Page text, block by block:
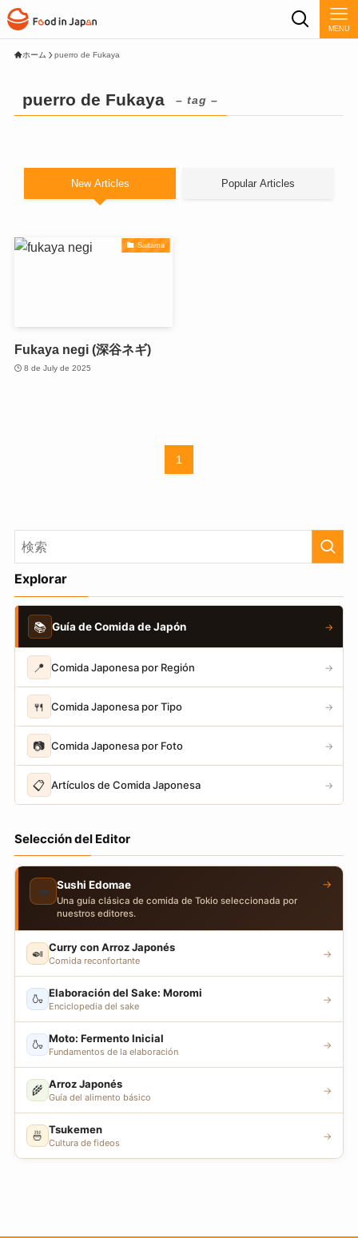
MENU
ホーム puerro de Fukaya
puerro de Fukaya – tag –
New Articles Popular Articles
Saitama
Fukaya negi (深谷ネギ)
8 de July de 2025
1
Explorar
📚 Guía de Comida de Japón →
📍 Comida Japonesa por Región →
🍴 Comida Japonesa por Tipo →
📷 Comida Japonesa por Foto →
📋 Artículos de Comida Japonesa →
Selección del Editor
🍣 Sushi Edomae
Una guía clásica de comida de Tokio seleccionada por
nuestros editores.
→
🍛 Curry con Arroz Japonés
Comida reconfortante
→
🍶 Elaboración del Sake: Moromi
Enciclopedia del sake
→
🍶 Moto: Fermento Inicial
Fundamentos de la elaboración
→
🌾 Arroz Japonés
Guía del alimento básico
→
🍜 Tsukemen
Cultura de fideos
→